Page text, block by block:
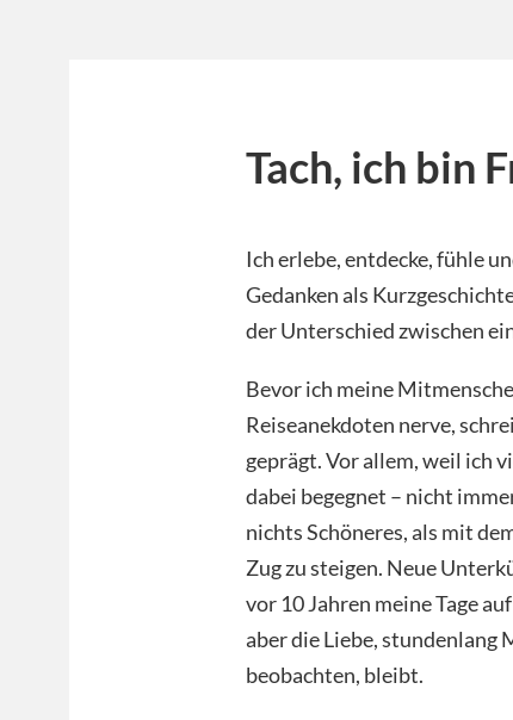
Tach, ich bin
Ich erlebe, entdecke, fühle
Gedanken als
der Unterschied zwischen
Bevor ich meine
Reiseanekdoten nerve,
geprägt. Vor allem, weil ich
dabei begegnet – nicht
nichts Schöneres, als mit
Zug zu steigen. Neue
vor 10 Jahren meine Tage
aber die Liebe, stundenlang
beobachten, bleibt.